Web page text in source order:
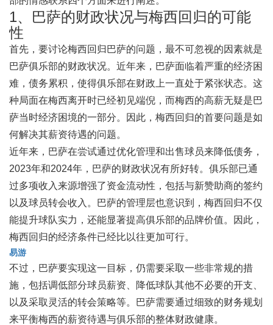
1、巴萨的财政状况与梅西回归的可能
性
首先，要讨论梅西回归巴萨的问题，最不可忽视的因素就是
巴萨俱乐部的财政状况。近年来，巴萨面临着严重的经济困
难，债务累积，使得俱乐部在财政上一直处于紧张状态。这
种局面在梅西离开时已经初见端倪，而梅西的高薪无疑是巴
萨当时经济困境的一部分。因此，梅西回归的首要问题是如
何解决其薪资待遇的问题。
近年来，巴萨在尝试通过优化管理和出售球员来降低债务，
2023年和2024年，巴萨的财政状况有所好转。俱乐部已通
过多项收入来源增强了资金流动性，包括与新赞助商的签约
以及球员转会收入。巴萨的管理层也意识到，梅西回归不仅
能提升球队实力，还能显著提高俱乐部的品牌价值。因此，
梅西回归的经济条件已经比以往更加可行。
易游
不过，巴萨要实现这一目标，仍需要采取一些非常规的措
施，包括调低部分球员薪资、降低球队其他不必要的开支、
以及采取灵活的转会策略等。巴萨需要通过细致的财务规划
来平衡梅西的薪资待遇与俱乐部的整体财政健康。